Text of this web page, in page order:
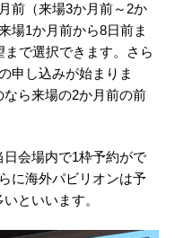
前（来場3か月前～2か
場1か月前から8日前ま
で選択できます。さら
申し込みが始まりま
ら来場の2か月前の前
会場内で1枠予約がで
に海外パビリオンは予
といいます。